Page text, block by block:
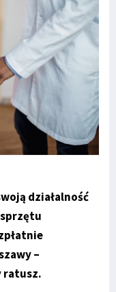
działalność
–
ratusz.